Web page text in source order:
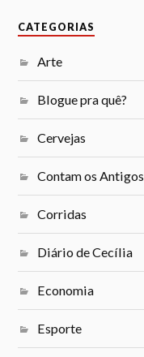
CATEGORIAS
Arte
Blogue pra quê?
Cervejas
Contam os Antigos
Corridas
Diário de Cecília
Economia
Esporte